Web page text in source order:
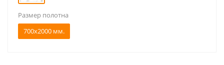
Размер полотна
700x2000 мм.